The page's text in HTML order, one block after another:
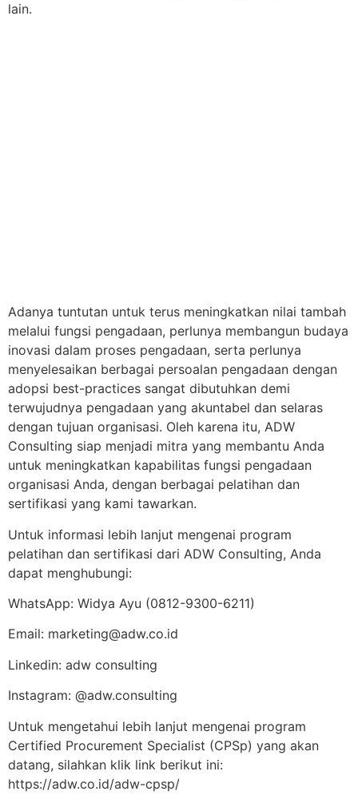
lain.
Adanya tuntutan untuk terus meningkatkan nilai tambah
melalui fungsi pengadaan, perlunya membangun budaya
inovasi dalam proses pengadaan, serta perlunya
menyelesaikan berbagai persoalan pengadaan dengan
adopsi best-practices sangat dibutuhkan demi
terwujudnya pengadaan yang akuntabel dan selaras
dengan tujuan organisasi. Oleh karena itu, ADW
Consulting siap menjadi mitra yang membantu Anda
untuk meningkatkan kapabilitas fungsi pengadaan
organisasi Anda, dengan berbagai pelatihan dan
sertifikasi yang kami tawarkan.
Untuk informasi lebih lanjut mengenai program
pelatihan dan sertifikasi dari ADW Consulting, Anda
dapat menghubungi:
WhatsApp: Widya Ayu (0812-9300-6211)
Email: marketing@adw.co.id
Linkedin: adw consulting
Instagram: @adw.consulting
Untuk mengetahui lebih lanjut mengenai program
Certified Procurement Specialist (CPSp) yang akan
datang, silahkan klik link berikut ini:
https://adw.co.id/adw-cpsp/